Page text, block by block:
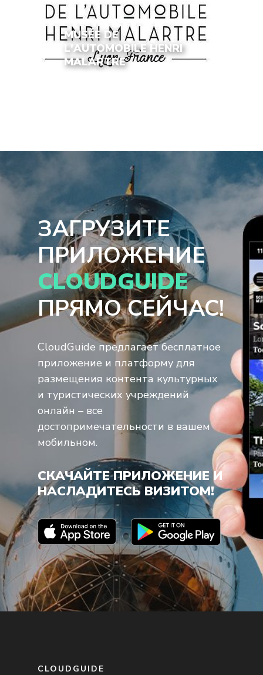
MUSÉE DE
L'AUTOMOBILE HENRI
MALARTRE
ЗАГРУЗИТЕ
ПРИЛОЖЕНИЕ
CLOUDGUIDE
ПРЯМО СЕЙЧАС!
CloudGuide предлагает бесплатное
приложение и платформу для
размещения контента культурных
и туристических учреждений
онлайн – все
достопримечательности в вашем
мобильном.
СКАЧАЙТЕ ПРИЛОЖЕНИЕ И
НАСЛАДИТЕСЬ ВИЗИТОМ!
CLOUDGUIDE